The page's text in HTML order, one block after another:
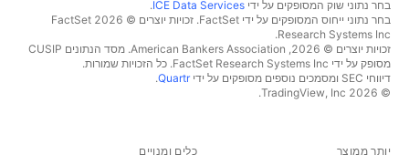
בחר נתוני שוק המסופקים על ידי ICE Data Services
.
בחר נתוני ייחוס המסופקים על ידי FactSet. זכויות יוצרים © 2026 ‏FactSet
Research Systems Inc.‏
זכויות יוצרים © 2026, ‏American Bankers Association. מסד הנתונים CUSIP
מסופק על ידי FactSet Research Systems Inc. כל הזכויות שמורות.
דיווחי SEC ומסמכים נוספים מסופקים על ידי
Quartr
.
© 2026 ‏TradingView, Inc.‏
יותר ממוצר כלים ומנויים